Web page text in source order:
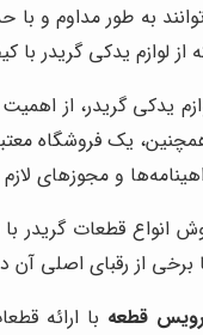
به طور مداوم و با
از لوازم یدکی گریدر
یدکی گریدر، از
یک فروشگاه
و مجوزهای
انواع قطعات
برخی از رقبای اصلی آن
قطعه با ارائه